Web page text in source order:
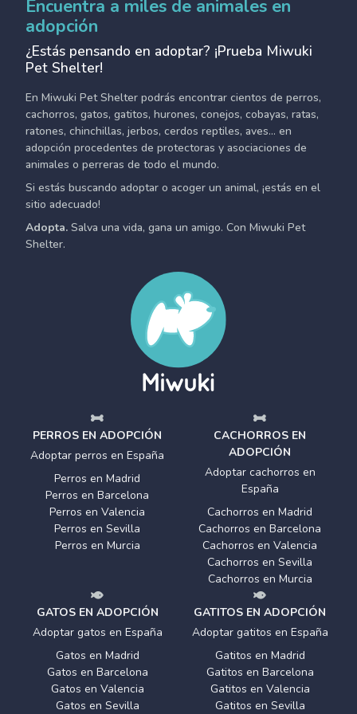
Encuentra a miles de animales en
adopción
¿Estás pensando en adoptar? ¡Prueba Miwuki
Pet Shelter!
En Miwuki Pet Shelter podrás encontrar cientos de perros,
cachorros, gatos, gatitos, hurones, conejos, cobayas, ratas,
ratones, chinchillas, jerbos, cerdos reptiles, aves... en
adopción procedentes de protectoras y asociaciones de
animales o perreras de todo el mundo.
Si estás buscando adoptar o acoger un animal, ¡estás en el
sitio adecuado!
Adopta. Salva una vida, gana un amigo. Con Miwuki Pet
Shelter.
PERROS EN ADOPCIÓN
Adoptar perros en España
Perros en Madrid
Perros en Barcelona
Perros en Valencia
Perros en Sevilla
Perros en Murcia
CACHORROS EN
ADOPCIÓN
Adoptar cachorros en
España
Cachorros en Madrid
Cachorros en Barcelona
Cachorros en Valencia
Cachorros en Sevilla
Cachorros en Murcia
GATOS EN ADOPCIÓN
Adoptar gatos en España
Gatos en Madrid
Gatos en Barcelona
Gatos en Valencia
Gatos en Sevilla
GATITOS EN ADOPCIÓN
Adoptar gatitos en España
Gatitos en Madrid
Gatitos en Barcelona
Gatitos en Valencia
Gatitos en Sevilla